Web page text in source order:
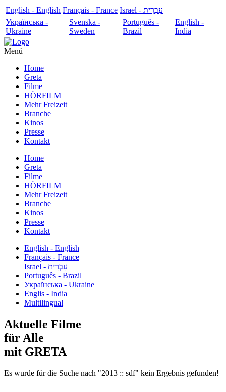
English - English Français - France
עִבְרִית - Israel
Українська -
Ukraine
Svenska -
Sweden
Português -
Brazil
English -
India
Menü
Home
Greta
Filme
HÖRFILM
Mehr Freizeit
Branche
Kinos
Presse
Kontakt
Home
Greta
Filme
HÖRFILM
Mehr Freizeit
Branche
Kinos
Presse
Kontakt
English - English
Français - France
עִבְרִית - Israel
Português - Brazil
Українська - Ukraine
Englis - India
Multilingual
Aktuelle Filme
für Alle
mit GRETA
Es wurde für die Suche nach "2013 :: sdf" kein Ergebnis gefunden!